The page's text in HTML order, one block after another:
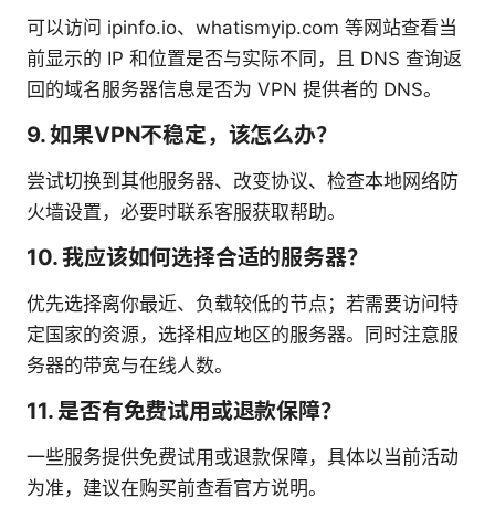
可以访问 ipinfo.io、whatismyip.com 等网站查看当
前显示的 IP 和位置是否与实际不同，且 DNS 查询返
回的域名服务器信息是否为 VPN 提供者的 DNS。
9. 如果VPN不稳定，该怎么办？
尝试切换到其他服务器、改变协议、检查本地网络防
火墙设置，必要时联系客服获取帮助。
10. 我应该如何选择合适的服务器？
优先选择离你最近、负载较低的节点；若需要访问特
定国家的资源，选择相应地区的服务器。同时注意服
务器的带宽与在线人数。
11. 是否有免费试用或退款保障？
一些服务提供免费试用或退款保障，具体以当前活动
为准，建议在购买前查看官方说明。